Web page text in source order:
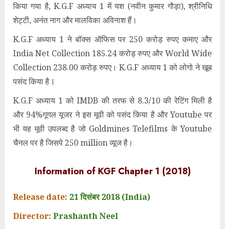
किया गया है, K.G.F अध्याय 1 में यश (नवीन कुमार गौड़ा), श्रीनिधि
शेट्टी, अनंत नागऔरमालविका अविनाश हैं।
K.G.F अध्याय 1 ने बॉक्स ऑफिस पर 250 करोड़ रुपए कमाए और
India Net Collection 185.24 करोड़ रुपए और World Wide
Collection 238.00 करोड़ रुपए। K.G.F अध्याय 1 को लोगो ने खूब
पसंद किया है ।
K.G.F अध्याय 1 को IMDB की तरफ से 8.3/10 की रेटिंग मिली है
और 94%गूगल यूजर ने इस मूवी को पसंद किया है और Youtube पर
भी यह मूवी उपलब्द है जो Goldmines Telefilms के Youtube
चैनल पर है जिसपे 250 million व्यूज है।
Information of KGF Chapter 1 (2018)
Release date: 21 दिसंबर 2018 (India)
Director: Prashanth Neel